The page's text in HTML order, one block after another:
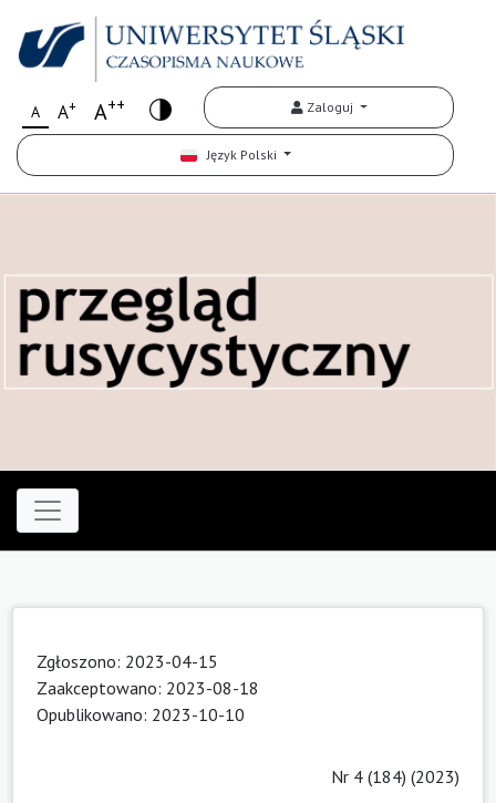
A A+ A++ Zaloguj
Język Polski
Zgłoszono: 2023-04-15
Zaakceptowano: 2023-08-18
Opublikowano: 2023-10-10
Nr 4 (184) (2023)